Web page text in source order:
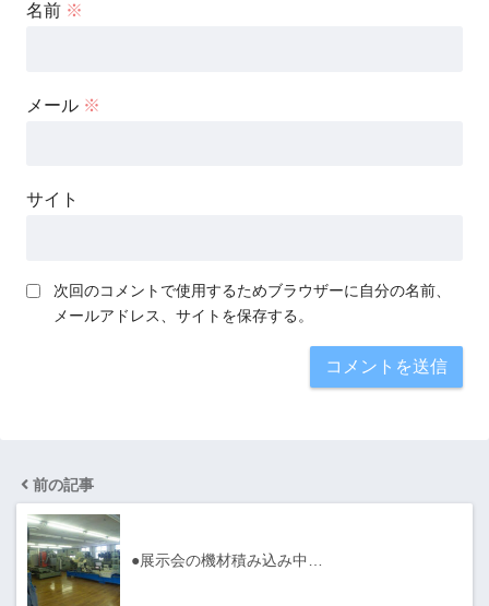
名前 ※
メール ※
サイト
次回のコメントで使用するためブラウザーに自分の名前、
メールアドレス、サイトを保存する。
前の記事
●展示会の機材積み込み中…